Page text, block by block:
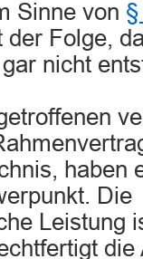
Sinne von
Folge,
nicht
haben
Die
Leistung